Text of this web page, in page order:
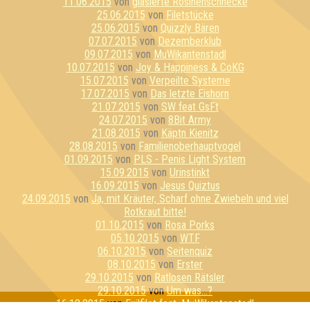
25.06.2015 von Filetstücke
25.06.2015 von Quizzly Bären
07.07.2015 von Dezemberklub
09.07.2015 von MuWikantenstadl
10.07.2015 von Joy & Happiness & CoKG
15.07.2015 von Verpeilte Systeme
17.07.2015 von Das letzte Eishorn
21.07.2015 von SW feat GsFt
24.07.2015 von 8Bit Army
21.08.2015 von Käptn Kienitz
28.08.2015 von Familienoberhauptvogel
01.09.2015 von PLS - Penis Light System
15.09.2015 von Urinstinkt
16.09.2015 von Jesus Quiztus
24.09.2015 von Ja, mit Kräuter, Scharf ohne Zwiebeln und viel
Rotkraut bitte!
01.10.2015 von Rosa Porks
05.10.2015 von WTF
06.10.2015 von Seitenquiz
08.10.2015 von Erster
29.10.2015 von Ratlosen Rätsler
29.10.2015vonUm was...?
16.12.2015vonExilfilet feat. MuWikantenstadl